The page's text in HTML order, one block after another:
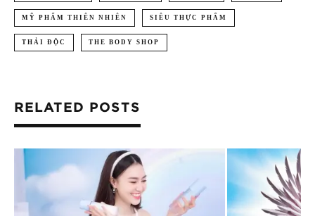
MỸ PHẨM THIÊN NHIÊN SIÊU THỰC PHẨM
THẢI ĐỘC THE BODY SHOP
RELATED POSTS